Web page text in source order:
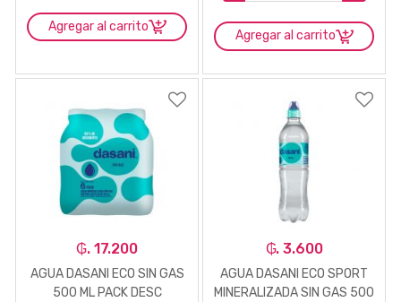
Agregar al carrito
Agregar al carrito
₲. 17.200
AGUA DASANI ECO SIN GAS
500 ML PACK DESC
₲. 3.600
AGUA DASANI ECO SPORT
MINERALIZADA SIN GAS 500